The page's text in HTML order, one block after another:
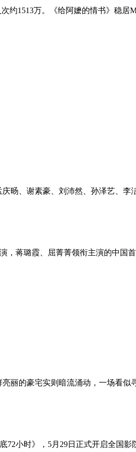
约1513万。《给阿嬷的情书》稳
旸、谢素豪、刘沛然、孙泽艺、
蒋璐霞、屈菁菁领衔主演的中国
丽的豪宅实则暗流涌动，一场看似
小时》，5月29日正式开启全国